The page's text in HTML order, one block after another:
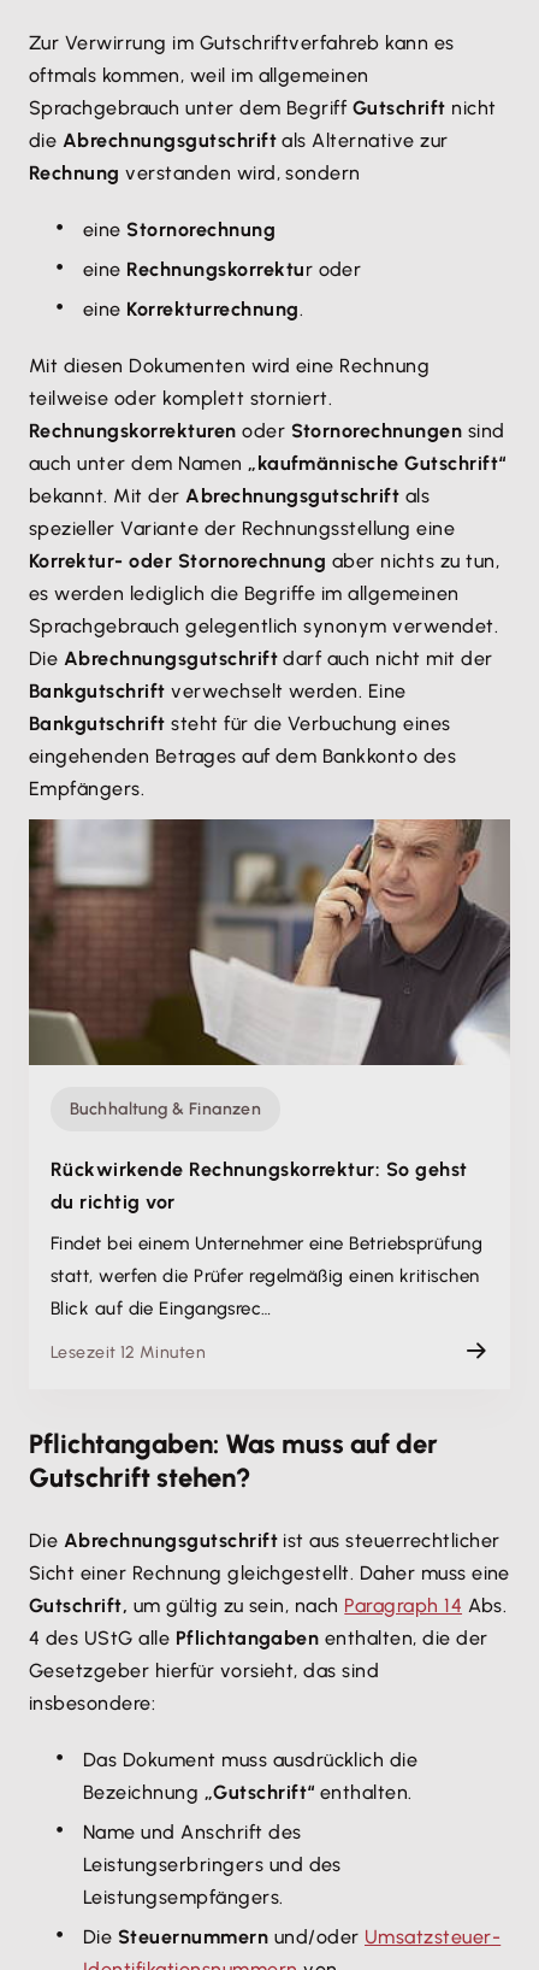
Zur Verwirrung im Gutschriftverfahreb kann es
oftmals kommen, weil im allgemeinen
Sprachgebrauch unter dem Begriff Gutschrift nicht
die Abrechnungsgutschrift als Alternative zur
Rechnung verstanden wird, sondern
eineStornorechnung
eine Rechnungskorrektur oder
eine Korrekturrechnung.
Mit diesen Dokumenten wird eine Rechnung
teilweise oder komplett storniert.
Rechnungskorrekturen oder Stornorechnungen sind
auch unter dem Namen„kaufmännische Gutschrift“
bekannt. Mit derAbrechnungsgutschrift als
spezieller Variante der Rechnungsstellung eine
Korrektur- oder Stornorechnung aber nichts zu tun,
es werden lediglich die Begriffe im allgemeinen
Sprachgebrauch gelegentlich synonym verwendet.
Die Abrechnungsgutschriftdarf auch nicht mit der
Bankgutschriftverwechselt werden. Eine
Bankgutschriftsteht für die Verbuchung eines
eingehenden Betrages auf dem Bankkonto des
Empfängers.
Buchhaltung & Finanzen
Rückwirkende Rechnungskorrektur: So gehst
du richtig vor
Findet bei einem Unternehmer eine Betriebsprüfung
statt, werfen die Prüfer regelmäßig einen kritischen
Blick auf die Eingangsrec…
Lesezeit 12 Minuten
Pflichtangaben: Was muss auf der
Gutschrift stehen?
Die Abrechnungsgutschrift ist aus steuerrechtlicher
Sicht einer Rechnung gleichgestellt. Daher muss eine
Gutschrift, um gültig zu sein, nach Paragraph 14 Abs.
4 des UStG alle Pflichtangaben enthalten, die der
Gesetzgeber hierfür vorsieht, das sind
insbesondere:
Das Dokument muss ausdrücklich die
Bezeichnung „Gutschrift“ enthalten.
Name und Anschrift des
Leistungserbringers und des
Leistungsempfängers.
Die Steuernummern und/oder Umsatzsteuer-